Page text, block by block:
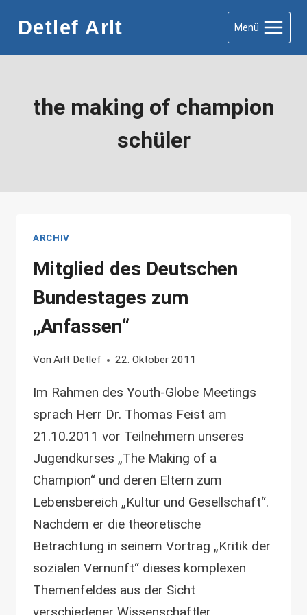
Inhalt
springen
Detlef Arlt Menü
the making of champion
schüler
ARCHIV
Mitglied des Deutschen
Bundestages zum
„Anfassen“
Von Arlt Detlef 22. Oktober 2011
Im Rahmen des Youth-Globe Meetings
sprach Herr Dr. Thomas Feist am
21.10.2011 vor Teilnehmern unseres
Jugendkurses „The Making of a
Champion“ und deren Eltern zum
Lebensbereich „Kultur und Gesellschaft“.
Nachdem er die theoretische
Betrachtung in seinem Vortrag „Kritik der
sozialen Vernunft“ dieses komplexen
Themenfeldes aus der Sicht